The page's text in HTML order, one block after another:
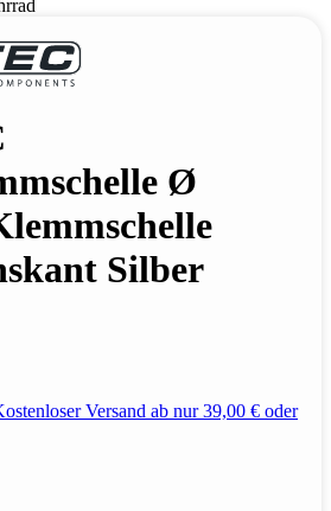
Ø
Silber
Versand ab nur 39,00 € oder